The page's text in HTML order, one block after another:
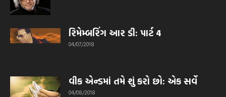
રિમેમ્બરિંગ આર ડી: પાર્ટ 4
04/07/2018
વીક એન્ડમાં તમે શું કરો છો: એક સર્વે
04/08/2018